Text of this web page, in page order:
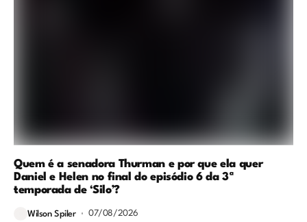
Quem é a senadora Thurman e por que ela quer
Daniel e Helen no final do episódio 6 da 3ª
temporada de ‘Silo’?
Wilson Spiler 07/08/2026